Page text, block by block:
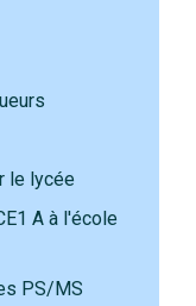
le lycée
A à l'école
PS/MS